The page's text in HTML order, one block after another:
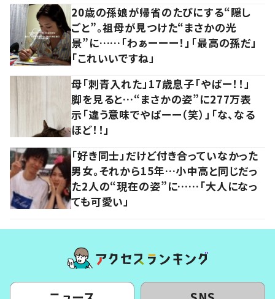
20歳の孫娘が帰省のたびにする“隠し
ごと”。祖母が見つけた“まさかの光
景”に……「わぁーーー！」「最高の孫だ」
「これいいですね」
母「刺青入れた」17歳息子「やばー！！」
脚を見ると…“まさかの姿”に277万表
示「違う意味でやばーー（笑）」「な、なる
ほど！！」
「好き同士」だけど付き合っていなかった
男女。それから15年…小中高と同じだっ
た2人の“現在の姿”に……「大人になっ
ても可愛い」